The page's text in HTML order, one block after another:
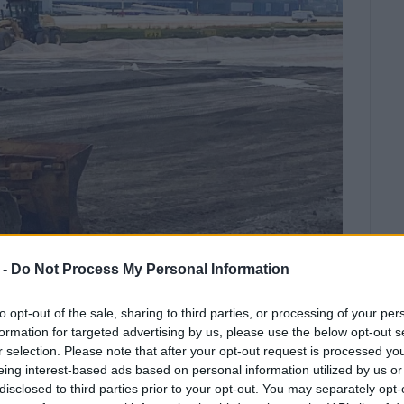
Do Not Process My Personal Information
opt-out of the sale, sharing to third parties, or processing of your
for targeted advertising by us, please use the below opt-out
selection. Please note that after your opt-out request is processed
interest-based ads based on personal information utilized by us
to third parties prior to your opt-out. You may separately
να ολοκληρώσει
προσγείωσης - απογείωσης.
αναστέλλει τη λειτουργία του από